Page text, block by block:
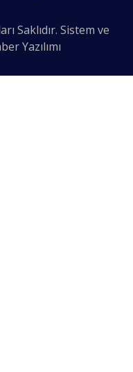
Saklıdır. Sistem ve
Yazılımı